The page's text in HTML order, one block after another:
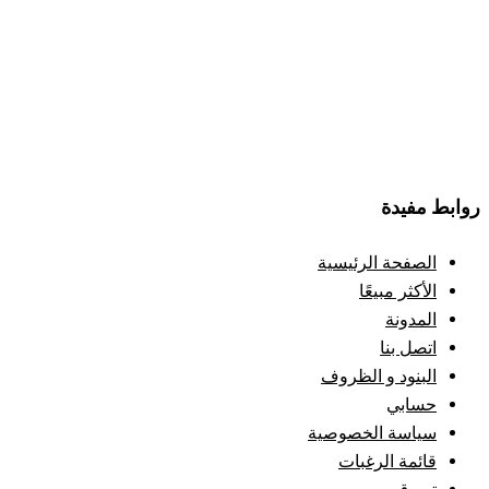
روابط مفيدة
الصفحة الرئيسية
الأكثر مبيعًا
المدونة
اتصل بنا
البنود و الظروف
حسابي
سياسة الخصوصية
قائمة الرغبات